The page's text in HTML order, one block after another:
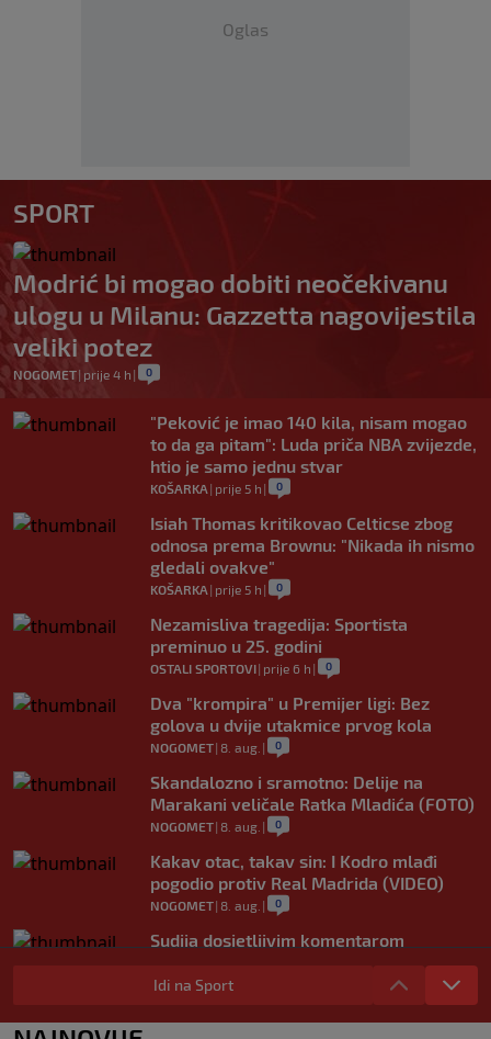
Oglas
SPORT
Modrić bi mogao dobiti neočekivanu
ulogu u Milanu: Gazzetta nagovijestila
veliki potez
NOGOMET| prije 4 h | 0
"Peković je imao 140 kila, nisam mogao
to da ga pitam": Luda priča NBA zvijezde,
htio je samo jednu stvar
KOŠARKA | prije 5 h | 0
Isiah Thomas kritikovao Celticse zbog
odnosa prema Brownu: "Nikada ih nismo
gledali ovakve"
KOŠARKA | prije 5 h | 0
Nezamisliva tragedija: Sportista
preminuo u 25. godini
OSTALI SPORTOVI| prije 6 h | 0
Dva "krompira" u Premijer ligi: Bez
golova u dvije utakmice prvog kola
NOGOMET| 8. aug. | 0
Skandalozno i sramotno: Delije na
Marakani veličale Ratka Mladića (FOTO)
NOGOMET| 8. aug. | 0
Kakav otac, takav sin: I Kodro mlađi
pogodio protiv Real Madrida (VIDEO)
NOGOMET| 8. aug. | 0
Sudija dosjetljivim komentarom
nasmijao publiku nakon žalbe tenisera
(VIDEO)
Idi na Sport